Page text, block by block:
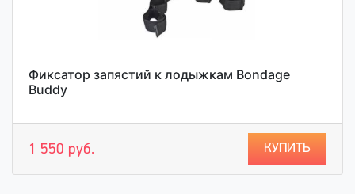
Фиксатор запястий к лодыжкам Bondage
Buddy
1 550 руб. КУПИТЬ